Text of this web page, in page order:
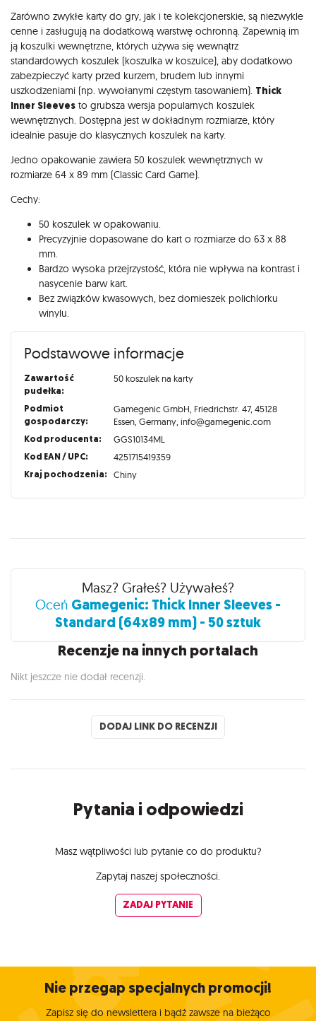
Opis
Zarówno zwykłe karty do gry, jak i te kolekcjonerskie, są niezwykle
cenne i zasługują na dodatkową warstwę ochronną. Zapewnią im
ją koszulki wewnętrzne, których używa się wewnątrz
standardowych koszulek (koszulka w koszulce), aby dodatkowo
zabezpieczyć karty przed kurzem, brudem lub innymi
uszkodzeniami (np. wywołanymi częstym tasowaniem). Thick
Inner Sleeves to grubsza wersja popularnych koszulek
wewnętrznych. Dostępna jest w dokładnym rozmiarze, który
idealnie pasuje do klasycznych koszulek na karty.
Jedno opakowanie zawiera 50 koszulek wewnętrznych w
rozmiarze 64 x 89 mm (Classic Card Game).
Cechy:
50 koszulek w opakowaniu.
Precyzyjnie dopasowane do kart o rozmiarze do 63 x 88
mm.
Bardzo wysoka przejrzystość, która nie wpływa na kontrast i
nasycenie barw kart.
Bez związków kwasowych, bez domieszek polichlorku
winylu.
Podstawowe informacje
Zawartość
pudełka:
50 koszulek na karty
Podmiot
gospodarczy:
Gamegenic GmbH, Friedrichstr. 47, 45128
Essen, Germany, info@gamegenic.com
Kod producenta: GGS10134ML
Kod EAN / UPC: 4251715419359
Kraj pochodzenia: Chiny
Recenzje
Masz? Grałeś? Używałeś?
Oceń Gamegenic: Thick Inner Sleeves -
Standard (64x89 mm) - 50 sztuk
Recenzje na innych portalach
Nikt jeszcze nie dodał recenzji.
DODAJ LINK DO RECENZJI
Pytania i odpowiedzi
Masz wątpliwości lub pytanie co do produktu?
Zapytaj naszej społeczności.
ZADAJ PYTANIE
Nie przegap specjalnych promocji!
Zapisz się do newslettera i bądź zawsze na bieżąco